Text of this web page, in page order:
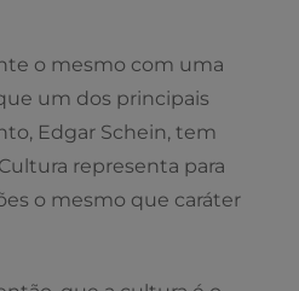
o mesmo com uma
um dos principais
Edgar Schein, tem
representa para
o mesmo que caráter